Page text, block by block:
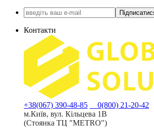
Контакти
+38(067) 390-48-85
0(800) 21-20-42
м.Київ, вул. Кільцева 1В
(Стоянка ТЦ "METRO")